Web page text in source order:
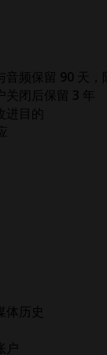
频保留 90 天，
闭后保留 3 年
目的
体历史
户